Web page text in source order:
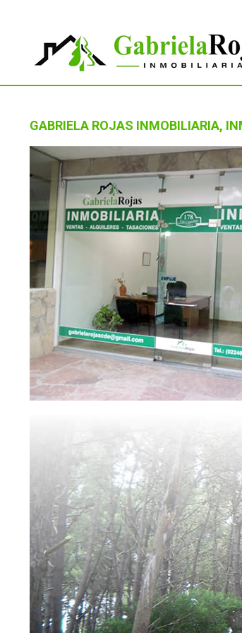
GABRIELA ROJAS INMOBILIARIA,